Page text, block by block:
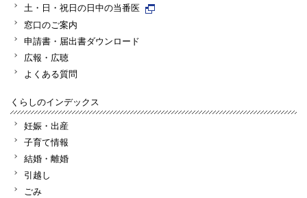
土・日・祝日の日中の当番医
窓口のご案内
申請書・届出書ダウンロード
広報・広聴
よくある質問
くらしのインデックス
妊娠・出産
子育て情報
結婚・離婚
引越し
ごみ